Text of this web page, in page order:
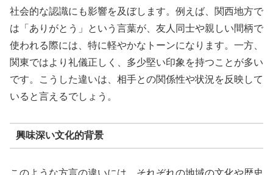
社会的な認識にも影響を及ぼします。例えば、関西地方で
は「ありがとう」という言葉が、友人同士や親しい間柄で
使われる際には、特に軽やかなトーンになります。一方、
関東ではより礼儀正しく、多少堅い印象を持つことが多い
です。こうした違いは、相手との関係性や状況を反映して
いると言えるでしょう。
興味深い文化的背景
このような方言の違いには、それぞれの地域の文化や歴史